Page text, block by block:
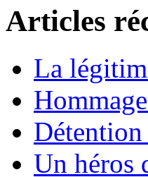
Articles
La
Un héros